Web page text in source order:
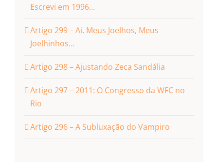
Escrevi em 1996…
Artigo 299 – Ai, Meus Joelhos, Meus
Joelhinhos…
Artigo 298 – Ajustando Zeca Sandália
Artigo 297 – 2011: O Congresso da WFC no
Rio
Artigo 296 – A Subluxação do Vampiro